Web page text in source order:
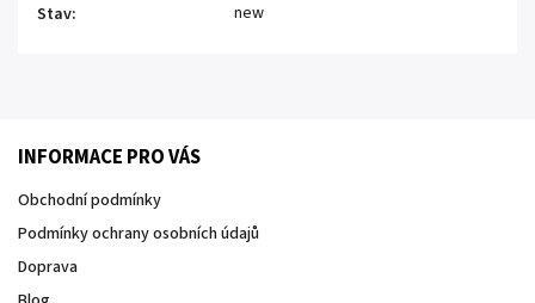
Stav: new
INFORMACE PRO VÁS
Obchodní podmínky
Podmínky ochrany osobních údajů
Doprava